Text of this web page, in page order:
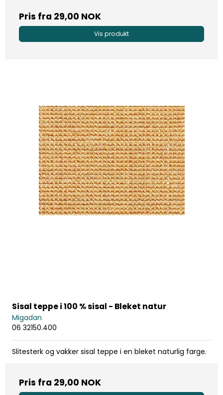
Pris fra 29,00 NOK
Vis produkt
Sisal teppe i 100 % sisal - Bleket natur
Migadan
06 32150.400
Slitesterk og vakker sisal teppe i en bleket naturlig farge.
Pris fra 29,00 NOK